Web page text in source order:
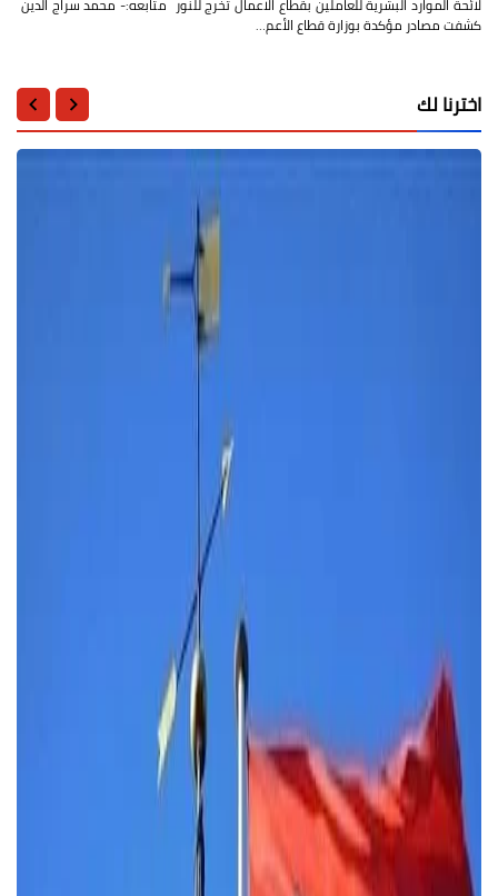
لائحة الموارد البشرية للعاملين بقطاع الاعمال تخرج للنور متابعه:- محمد سراج الدين
كشفت مصادر مؤكدة بوزارة قطاع الأعم…
اخترنا لك